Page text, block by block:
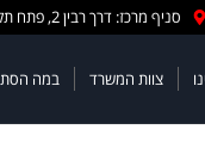
סניף מרכז: דרך רבין 2, פתח תקווה
צוות המשרד במה